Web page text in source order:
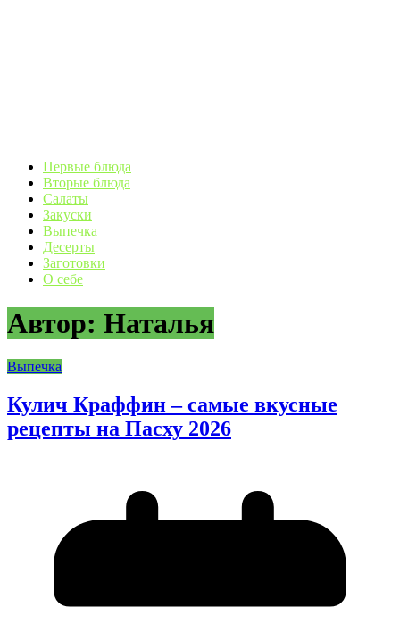
Первые блюда
Вторые блюда
Салаты
Закуски
Выпечка
Десерты
Заготовки
О себе
Автор: Наталья
Выпечка
Кулич Краффин – самые вкусные
рецепты на Пасху 2026